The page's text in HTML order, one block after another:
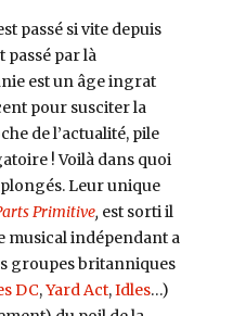
passé si vite depuis
passé par là
est un âge ingrat
pour susciter la
de l’actualité, pile
! Voilà dans quoi
Leur unique
Primitive, est sorti il
musical indépendant a
groupes britanniques
DC,Yard Act,Idles…)